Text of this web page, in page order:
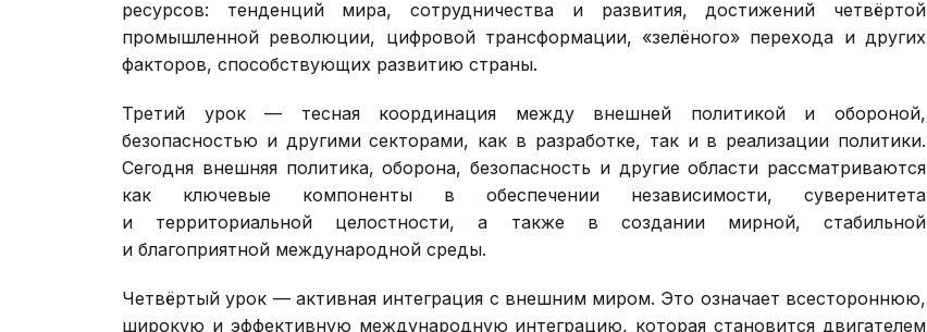
ресурсов: тенденций мира, сотрудничества и развития, достижений четвёртой
промышленной революции, цифровой трансформации, «зелёного» перехода и других
факторов, способствующих развитию страны.
Третий урок — тесная координация между внешней политикой и обороной,
безопасностью и другими секторами, как в разработке, так и в реализации политики.
Сегодня внешняя политика, оборона, безопасность и другие области рассматриваются
как ключевые компоненты в обеспечении независимости, суверенитета
и территориальной целостности, а также в создании мирной, стабильной
и благоприятной международной среды.
Четвёртый урок — активная интеграция с внешним миром. Это означает всестороннюю,
широкую и эффективную международную интеграцию, которая становится двигателем